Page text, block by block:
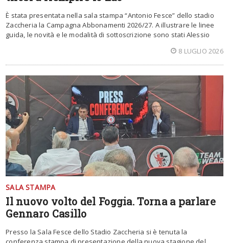
È stata presentata nella sala stampa “Antonio Fesce” dello stadio
Zaccheria la Campagna Abbonamenti 2026/27. A illustrare le linee
guida, le novità e le modalità di sottoscrizione sono stati Alessio
8 LUGLIO 2026
SALA STAMPA
Il nuovo volto del Foggia. Torna a parlare
Gennaro Casillo
Presso la Sala Fesce dello Stadio Zaccheria si è tenuta la